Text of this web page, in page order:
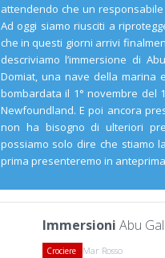
attendendo che un responsabile
Ad oggi siamo riusciti a
che in questi giorni arrivi
descriviamo l’immersione di
Domiat, una nave della marina
bombardata il 1° novembre del
Newfoundland. E poi ancora
non ha bisogno di ulteriori
possiamo solo dire che stiamo
prima presenteremo in
Immersioni Abu
Crociere Mar Rosso